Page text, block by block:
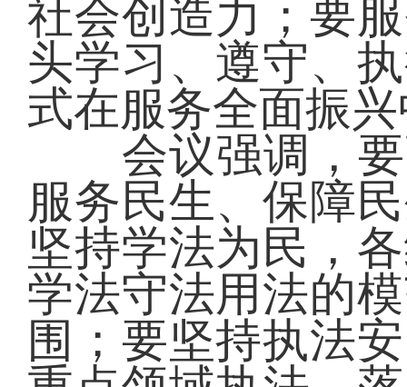
社会创造力；要
头学习、遵守、
式在服务全面振
会议强调，要
服务民生、保障
坚持学法为民，
学法守法用法的
围；要坚持执法